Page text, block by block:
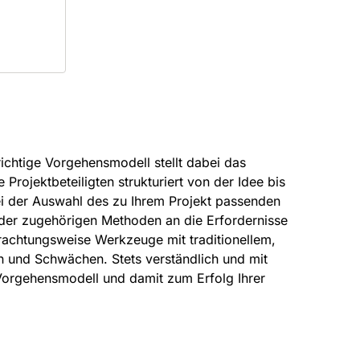
Vorgehensmodell stellt dabei das
Projektbeteiligten strukturiert von der Idee bis
Auswahl des zu Ihrem Projekt passenden
zugehörigen Methoden an die Erfordernisse
Werkzeuge mit traditionellem,
Schwächen. Stets verständlich und mit
und damit zum Erfolg Ihrer